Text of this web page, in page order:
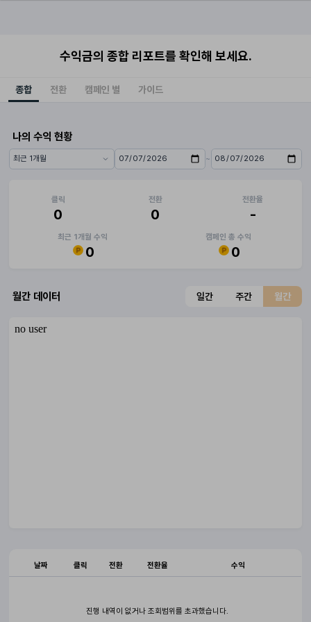
수익금의 종합 리포트를 확인해 보세요.
종합 전환 캠페인 별 가이드
나의 수익 현황
기간 프리셋 시작일 ~
종료일
클릭
0
전환
0
전환율
-
최근 1개월 수익
0
캠페인 총 수익
0
월간 데이터 일간 주간 월간
날짜 클릭 전환 전환율 수익
진행 내역이 없거나 조회범위를 초과했습니다.